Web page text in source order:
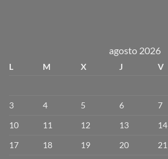
agosto 2026
L M X J V
3
4 5 6 7
10
11 12 13 14
17
18 19 20 21